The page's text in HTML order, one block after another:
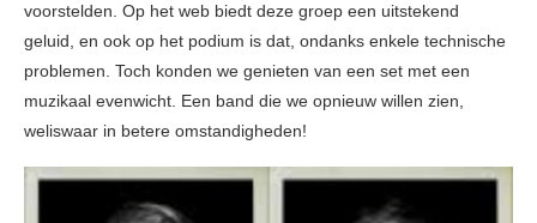
voorstelden. Op het web biedt deze groep een uitstekend
geluid, en ook op het podium is dat, ondanks enkele technische
problemen. Toch konden we genieten van een set met een
muzikaal evenwicht. Een band die we opnieuw willen zien,
weliswaar in betere omstandigheden!